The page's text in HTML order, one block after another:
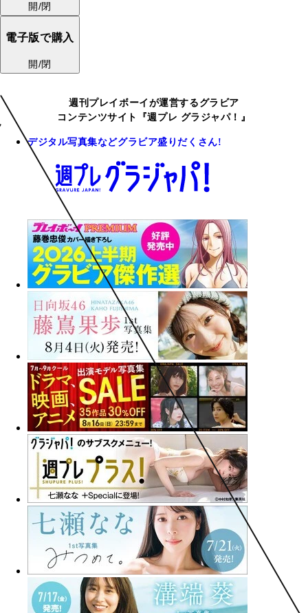
開/閉
電子版で購入
開/閉
週刊プレイボーイが運営するグラビア
コンテンツサイト『週プレ グラジャパ！』
デジタル写真集などグラビア盛りだくさん!